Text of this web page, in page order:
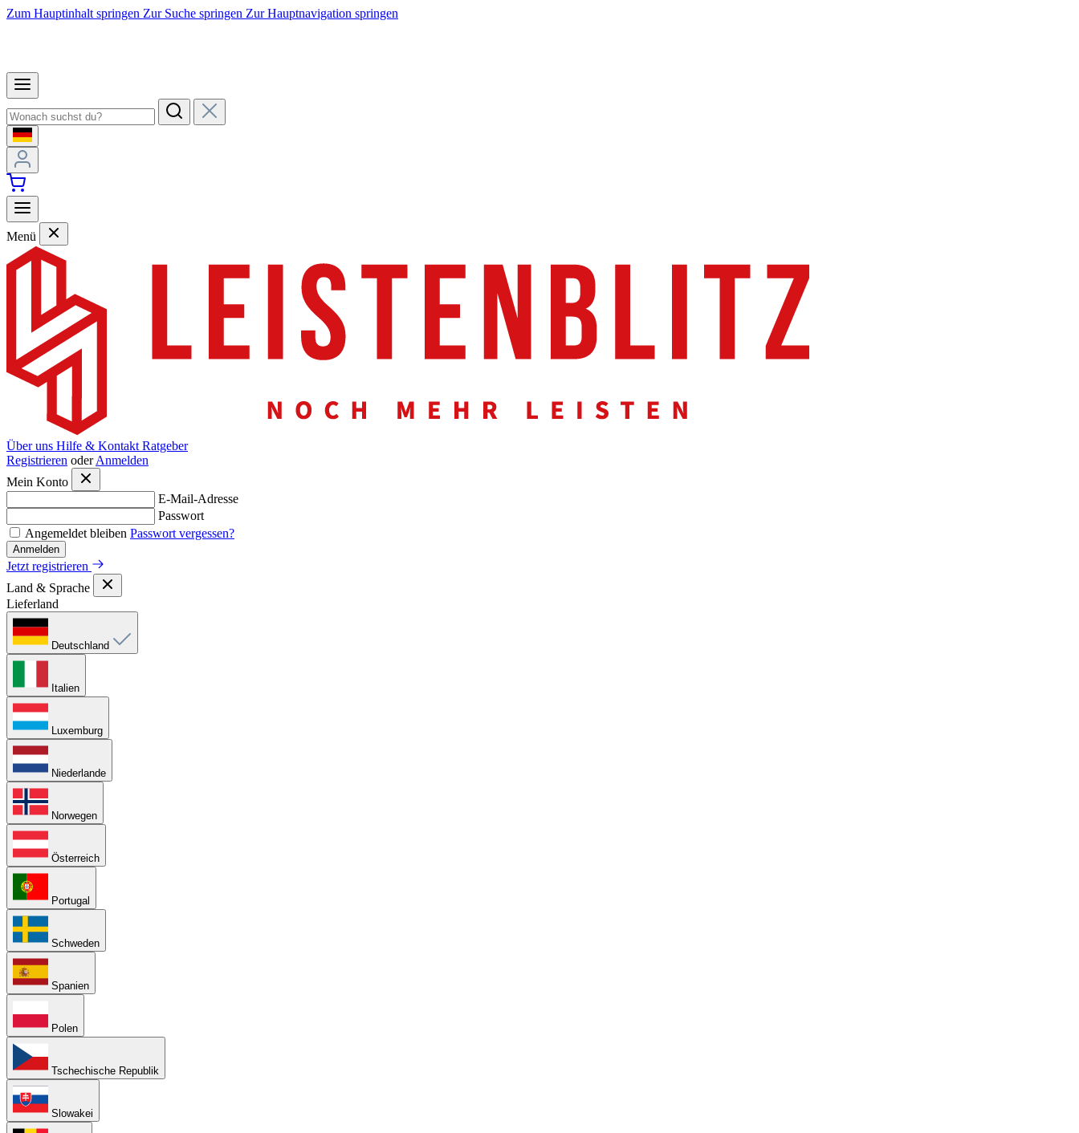
Zum Hauptinhalt springen Zur Suche springen Zur Hauptnavigation springen
Menü
Über uns Hilfe & Kontakt Ratgeber
Registrieren oder Anmelden
Mein Konto
E-Mail-Adresse
Passwort
Angemeldet bleiben Passwort vergessen?
Anmelden
Jetzt registrieren
Land & Sprache
Lieferland
Deutschland
Italien
Luxemburg
Niederlande
Norwegen
Österreich
Portugal
Schweden
Spanien
Polen
Tschechische Republik
Slowakei